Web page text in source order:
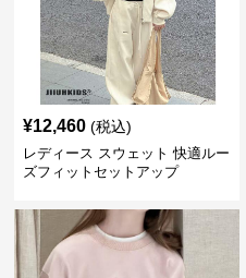
¥12,460 (税込)
レディース スウェット 快適ルー
ズフィットセットアップ